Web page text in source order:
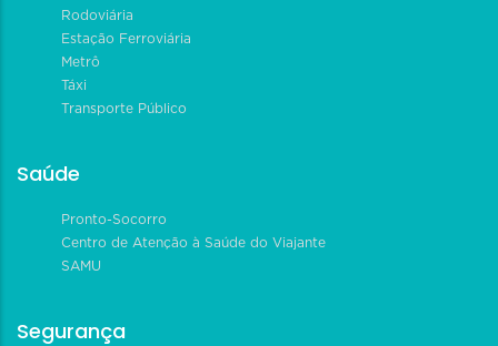
Rodoviária
Estação Ferroviária
Metrô
Táxi
Transporte Público
Saúde
Pronto-Socorro
Centro de Atenção à Saúde do Viajante
SAMU
Segurança